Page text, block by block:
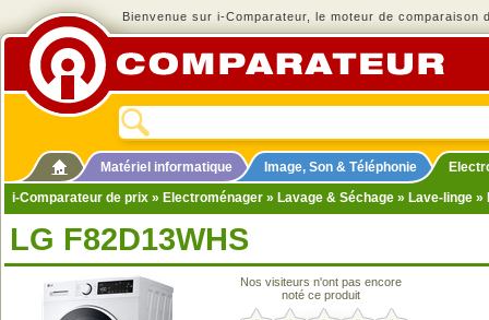
Bienvenue sur i-Comparateur, le moteur de comparaison
Matériel informatique Image, Son & Téléphonie
i-Comparateur de prix » Electroménager » Lavage & Séchage » Lave-linge »
LG F82D13WHS
Nos visiteurs n'ont pas encore
noté ce produit